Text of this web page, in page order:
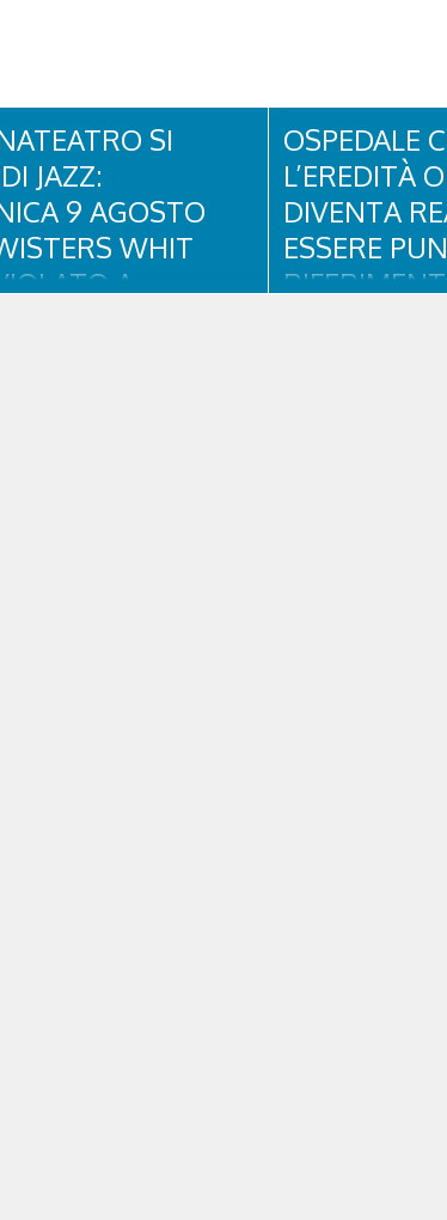
SI
JAZZ:
9 AGOSTO
WHIT
A
OSPEDALE
L’EREDITÀ
DIVENTA
ESSERE